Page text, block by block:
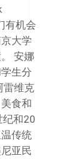
有机会
大学
安娜
生分
雷维克
食和
纪和20
传统
亚民